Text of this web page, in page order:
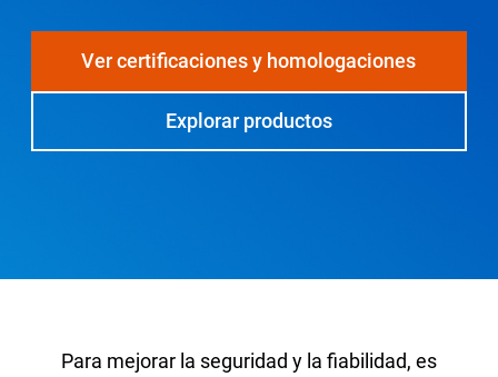
Ver certificaciones y homologaciones
Explorar productos
Para mejorar la seguridad y la fiabilidad, es